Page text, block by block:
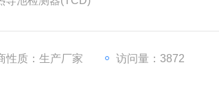
性质：生产厂家 访问量：3872